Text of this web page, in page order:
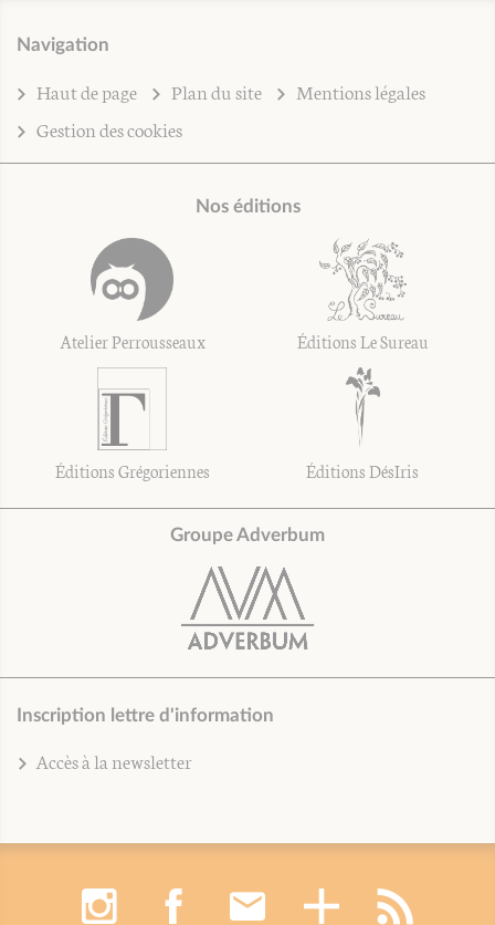
Navigation
Haut de page Plan du site
Mentions légales
Gestion des cookies
Nos éditions
Atelier Perrousseaux Éditions Le Sureau
Éditions Grégoriennes Éditions DésIris
Groupe Adverbum
Inscription lettre d'information
Accès à la newsletter